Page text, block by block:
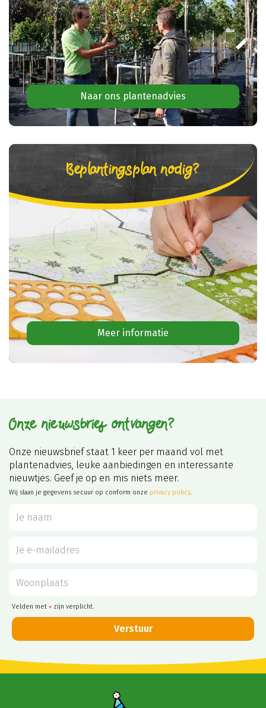
Naar ons plantenadvies
Beplantingsplan nodig?
Meer informatie
Onze nieuwsbrief ontvangen?
Onze nieuwsbrief staat 1 keer per maand vol met
plantenadvies, leuke aanbiedingen en interessante
nieuwtjes. Geef je op en mis niets meer.
Wij slaan je gegevens secuur op conform onze privacy policy.
Velden met * zijn verplicht.